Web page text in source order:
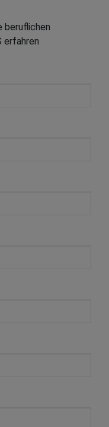
erfahren